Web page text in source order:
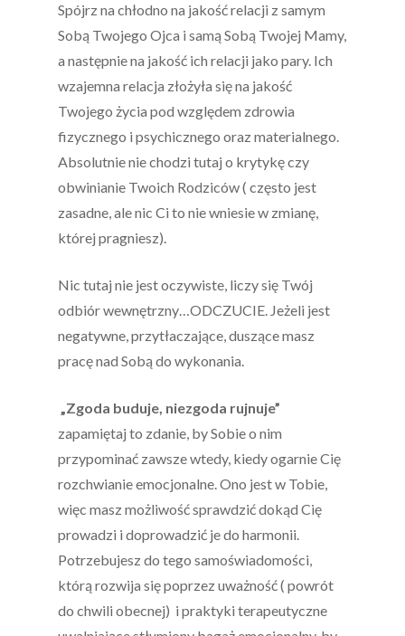
Spójrz na chłodno na jakość relacji z samym
Sobą Twojego Ojca i samą Sobą Twojej Mamy,
a następnie na jakość ich relacji jako pary. Ich
wzajemna relacja złożyła się na jakość
Twojego życia pod względem zdrowia
fizycznego i psychicznego oraz materialnego.
Absolutnie nie chodzi tutaj o krytykę czy
obwinianie Twoich Rodziców ( często jest
zasadne, ale nic Ci to nie wniesie w zmianę,
której pragniesz).
Nic tutaj nie jest oczywiste, liczy się Twój
odbiór wewnętrzny…ODCZUCIE. Jeżeli jest
negatywne, przytłaczające, duszące masz
pracę nad Sobą do wykonania.
„Zgoda buduje, niezgoda rujnuje”
zapamiętaj to zdanie, by Sobie o nim
przypominać zawsze wtedy, kiedy ogarnie Cię
rozchwianie emocjonalne. Ono jest w Tobie,
więc masz możliwość sprawdzić dokąd Cię
prowadzi i doprowadzić je do harmonii.
Potrzebujesz do tego samoświadomości,
którą rozwija się poprzez uważność ( powrót
do chwili obecnej) i praktyki terapeutyczne